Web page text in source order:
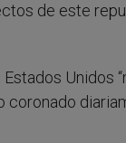
de este
Unidos
coronado